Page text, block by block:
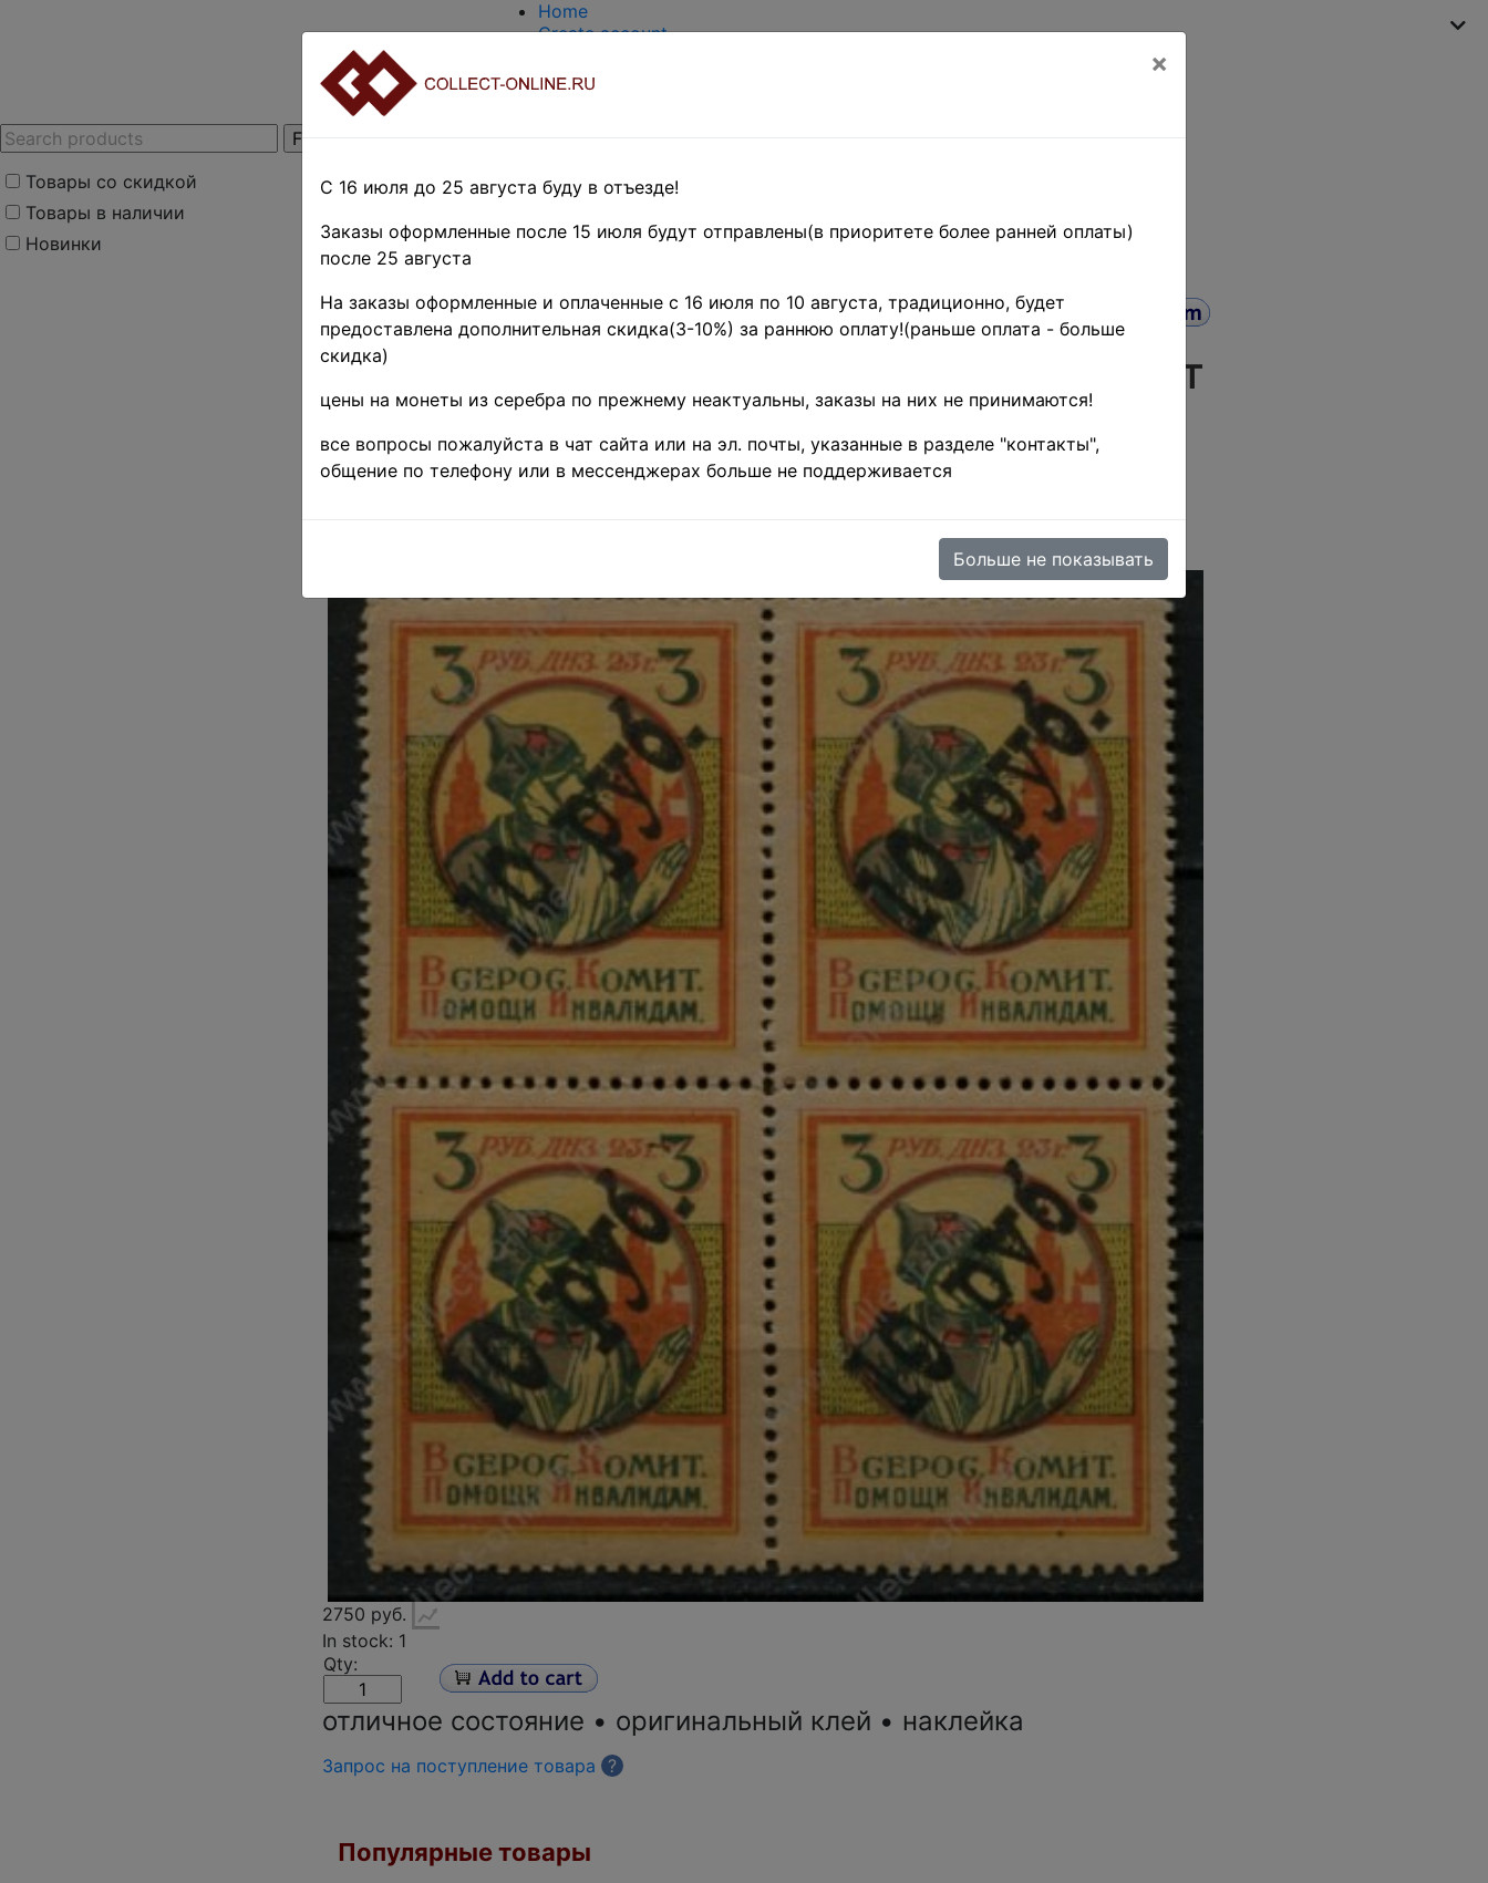
Товары со скидкой
Товары в наличии
Новинки
Home
Create account
About Collect-Online
Оценка и покупка
EASY SEARCH
Home Stamps
общественных организаций, благотворительных
фондов и обществ
РСФСР • ВКПИ(Всероссийский комитет
помощи инвалидам) 1923 г. • 10 на 3
руб. • надпечатка нов. номинала • кв.
Product code (SKU):US-6022)
2750 руб.
In stock: 1
Qty:
отличное состояние • оригинальный клей • наклейка
Запрос на поступление товара ?
Популярные товары
×
С 16 июля до 25 августа буду в отъезде!
Заказы оформленные после 15 июля будут отправлены(в приоритете более ранней оплаты)
после 25 августа
На заказы оформленные и оплаченные с 16 июля по 10 августа, традиционно, будет
предоставлена дополнительная скидка(3-10%) за раннюю оплату!(раньше оплата - больше
скидка)
цены на монеты из серебра по прежнему неактуальны, заказы на них не принимаются!
все вопросы пожалуйста в чат сайта или на эл. почты, указанные в разделе "контакты",
общение по телефону или в мессенджерах больше не поддерживается
Больше не показывать